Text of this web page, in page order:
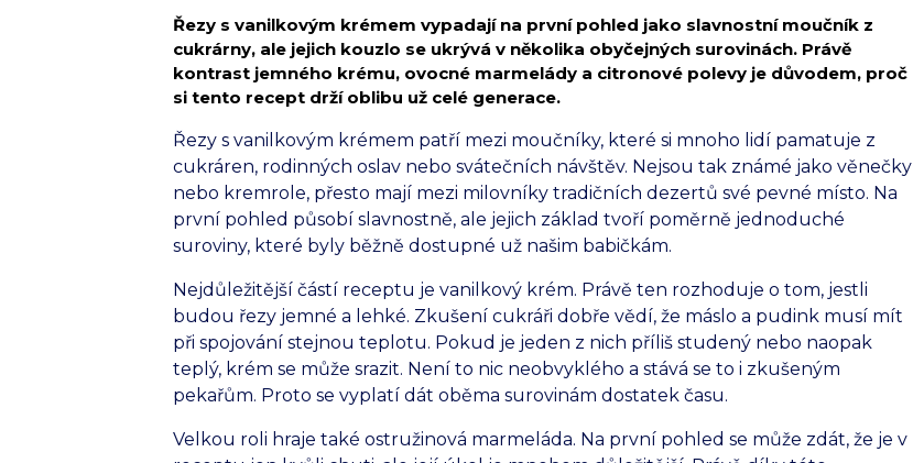
Řezy s vanilkovým krémem vypadají na první pohled jako slavnostní moučník z
cukrárny, ale jejich kouzlo se ukrývá v několika obyčejných surovinách. Právě
kontrast jemného krému, ovocné marmelády a citronové polevy je důvodem, proč
si tento recept drží oblibu už celé generace.
Řezy s vanilkovým krémem patří mezi moučníky, které si mnoho lidí pamatuje z
cukráren, rodinných oslav nebo svátečních návštěv. Nejsou tak známé jako věnečky
nebo kremrole, přesto mají mezi milovníky tradičních dezertů své pevné místo. Na
první pohled působí slavnostně, ale jejich základ tvoří poměrně jednoduché
suroviny, které byly běžně dostupné už našim babičkám.
Nejdůležitější částí receptu je vanilkový krém. Právě ten rozhoduje o tom, jestli
budou řezy jemné a lehké. Zkušení cukráři dobře vědí, že máslo a pudink musí mít
při spojování stejnou teplotu. Pokud je jeden z nich příliš studený nebo naopak
teplý, krém se může srazit. Není to nic neobvyklého a stává se to i zkušeným
pekařům. Proto se vyplatí dát oběma surovinám dostatek času.
Velkou roli hraje také ostružinová marmeláda. Na první pohled se může zdát, že je v